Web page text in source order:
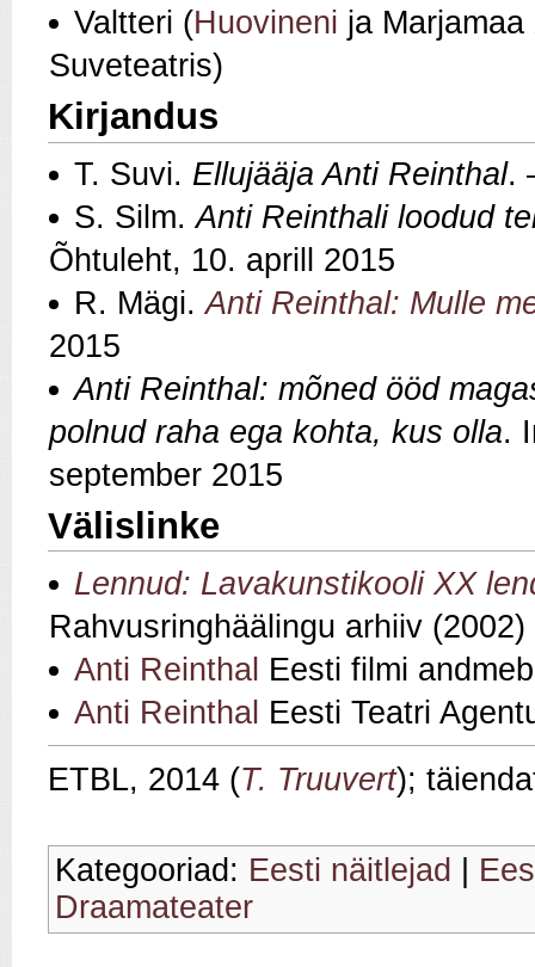
Valtteri (Huovineni ja Marjamaa
Suveteatris)
Kirjandus
T. Suvi. Ellujääja Anti Reinthal.
S. Silm.Anti Reinthali loodud
Õhtuleht, 10. aprill 2015
R. Mägi.Anti Reinthal: Mulle
2015
Anti Reinthal: mõned ööd
polnud raha ega kohta, kus olla.
september 2015
Välislinke
Lennud: Lavakunstikooli XX
Rahvusringhäälingu arhiiv (2002)
Anti Reinthal Eesti filmi
Anti Reinthal Eesti Teatri
ETBL, 2014 (T. Truuvert);
Kategooriad: Eesti näitlejad
Draamateater